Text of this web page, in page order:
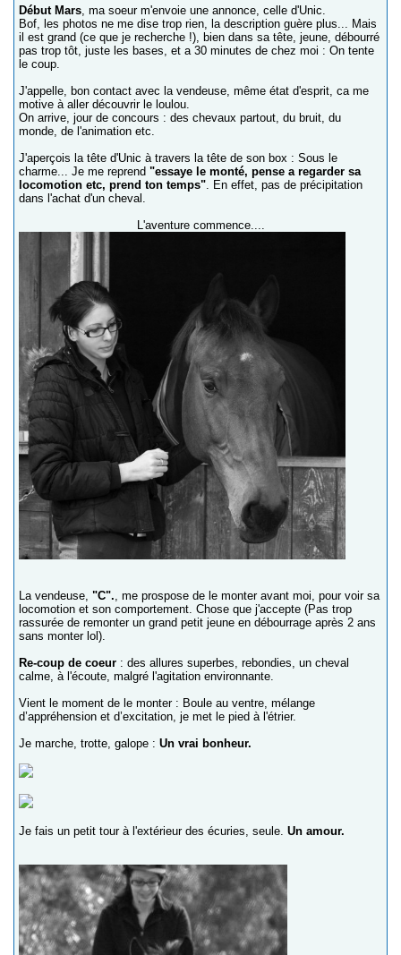
Début Mars, ma soeur m'envoie une annonce, celle d'Unic.
Bof, les photos ne me dise trop rien, la description guère plus... Mais
il est grand (ce que je recherche !), bien dans sa tête, jeune, débourré
pas trop tôt, juste les bases, et a 30 minutes de chez moi : On tente
le coup.
J'appelle, bon contact avec la vendeuse, même état d'esprit, ca me
motive à aller découvrir le loulou.
On arrive, jour de concours : des chevaux partout, du bruit, du
monde, de l'animation etc.
J'aperçois la tête d'Unic à travers la tête de son box : Sous le
charme... Je me reprend "essaye le monté, pense a regarder sa
locomotion etc, prend ton temps". En effet, pas de précipitation
dans l'achat d'un cheval.
L'aventure commence....
La vendeuse, "C". , me prospose de le monter avant moi, pour voir sa
locomotion et son comportement. Chose que j'accepte (Pas trop
rassurée de remonter un grand petit jeune en débourrage après 2 ans
sans monter lol).
Re-coup de coeur : des allures superbes, rebondies, un cheval
calme, à l'écoute, malgré l'agitation environnante.
Vient le moment de le monter : Boule au ventre, mélange
d’appréhension et d’excitation, je met le pied à l'étrier.
Je marche, trotte, galope : Un vrai bonheur.
Je fais un petit tour à l'extérieur des écuries, seule. Un amour.